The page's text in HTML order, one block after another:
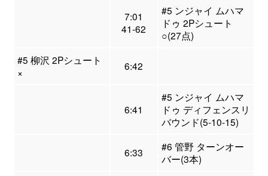
7:01
41-62
#5 ンジャイ ムハマ
ドゥ 2Pシュート
○(27点)
#5 柳沢 2Pシュート
×
6:42
6:41
#5 ンジャイ ムハマ
ドゥ ディフェンスリ
バウンド(5-10-15)
6:33
#6 管野 ターンオー
バー(3本)